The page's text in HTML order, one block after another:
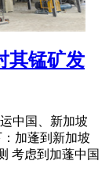
其锰矿发
中国、新加坡
加蓬到新加坡
考虑到加蓬中国